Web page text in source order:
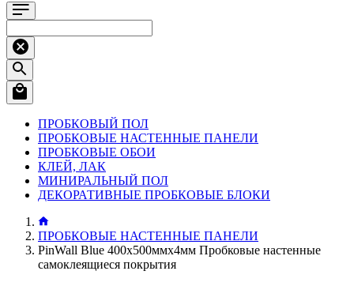
ПРОБКОВЫЙ ПОЛ
ПРОБКОВЫЕ НАСТЕННЫЕ ПАНЕЛИ
ПРОБКОВЫЕ ОБОИ
КЛЕЙ, ЛАК
МИНИРАЛЬНЫЙ ПОЛ
ДЕКОРАТИВНЫЕ ПРОБКОВЫЕ БЛОКИ
ПРОБКОВЫЕ НАСТЕННЫЕ ПАНЕЛИ
PinWall Blue 400х500ммх4мм Пробковые настенные
самоклеящиеся покрытия